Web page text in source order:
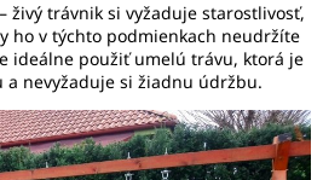
živý trávnik si vyžaduje starostlivosť,
ho v týchto podmienkach neudržíte
ideálne použiť umelú trávu, ktorá je
nevyžaduje si žiadnu údržbu.